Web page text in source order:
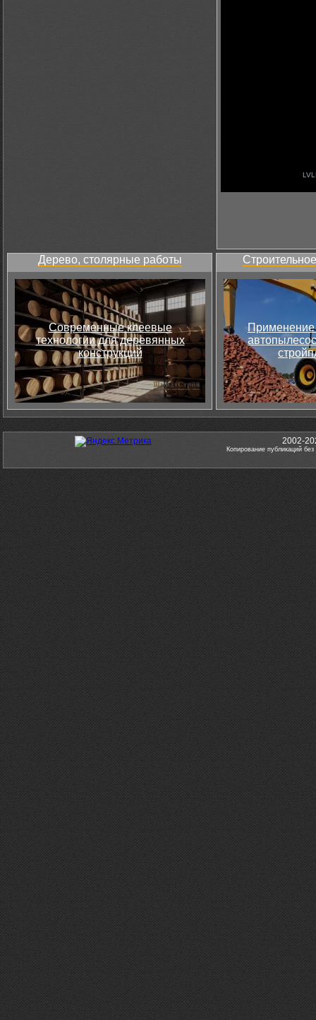
Дерево, столярные работы
Современные клеевые
технологии для деревянных
конструкций
Применение
2002-
Копирование публикаций